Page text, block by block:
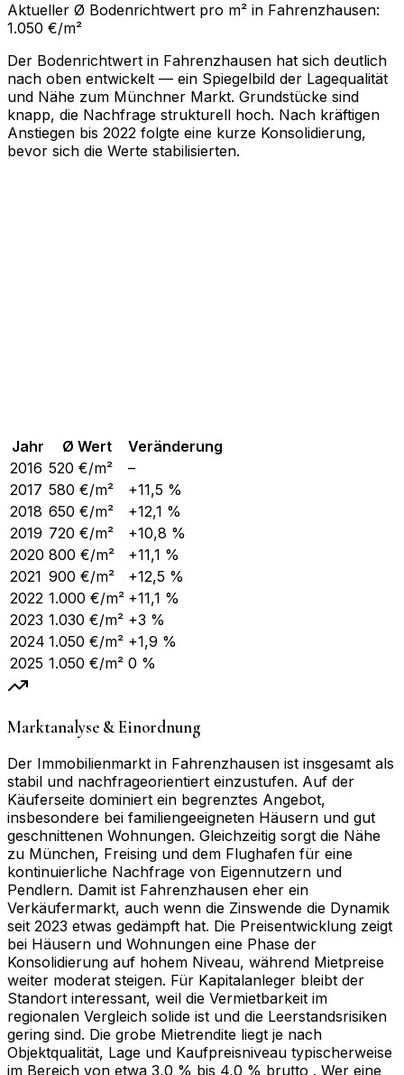
Aktueller Ø Bodenrichtwert pro m² in Fahrenzhausen:
1.050 €/m²
Der Bodenrichtwert in Fahrenzhausen hat sich deutlich
nach oben entwickelt — ein Spiegelbild der Lagequalität
und Nähe zum Münchner Markt. Grundstücke sind
knapp, die Nachfrage strukturell hoch. Nach kräftigen
Anstiegen bis 2022 folgte eine kurze Konsolidierung,
bevor sich die Werte stabilisierten.
Jahr Ø Wert
Veränderung
2016 520 €/m²
–
2017 580 €/m²
+11,5 %
2018 650 €/m²
+12,1 %
2019 720 €/m²
+10,8 %
2020 800 €/m²
+11,1 %
2021 900 €/m²
+12,5 %
2022 1.000 €/m² +11,1 %
2023 1.030 €/m² +3 %
2024 1.050 €/m² +1,9 %
2025 1.050 €/m² 0 %
Marktanalyse & Einordnung
Der Immobilienmarkt in Fahrenzhausen ist insgesamt als
stabil und nachfrageorientiert einzustufen. Auf der
Käuferseite dominiert ein begrenztes Angebot,
insbesondere bei familiengeeigneten Häusern und gut
geschnittenen Wohnungen. Gleichzeitig sorgt die Nähe
zu München, Freising und dem Flughafen für eine
kontinuierliche Nachfrage von Eigennutzern und
Pendlern. Damit ist Fahrenzhausen eher ein
Verkäufermarkt, auch wenn die Zinswende die Dynamik
seit 2023 etwas gedämpft hat. Die Preisentwicklung zeigt
bei Häusern und Wohnungen eine Phase der
Konsolidierung auf hohem Niveau, während Mietpreise
weiter moderat steigen. Für Kapitalanleger bleibt der
Standort interessant, weil die Vermietbarkeit im
regionalen Vergleich solide ist und die Leerstandsrisiken
gering sind. Die grobe Mietrendite liegt je nach
Objektqualität, Lage und Kaufpreisniveau typischerweise
im Bereich von etwa 3,0 % bis 4,0 % brutto . Wer eine